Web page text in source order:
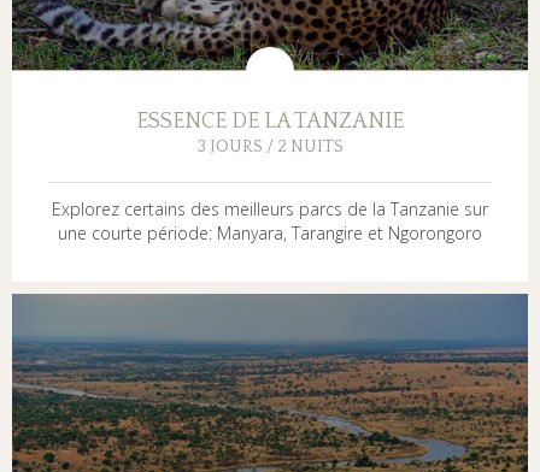
ESSENCE DE LA TANZANIE
3 JOURS / 2 NUITS
Explorez certains des meilleurs parcs de la Tanzanie sur
une courte période: Manyara, Tarangire et Ngorongoro